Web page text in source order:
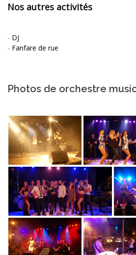
Nos autres activités
- DJ
- Fanfare de rue
Photos de orchestre